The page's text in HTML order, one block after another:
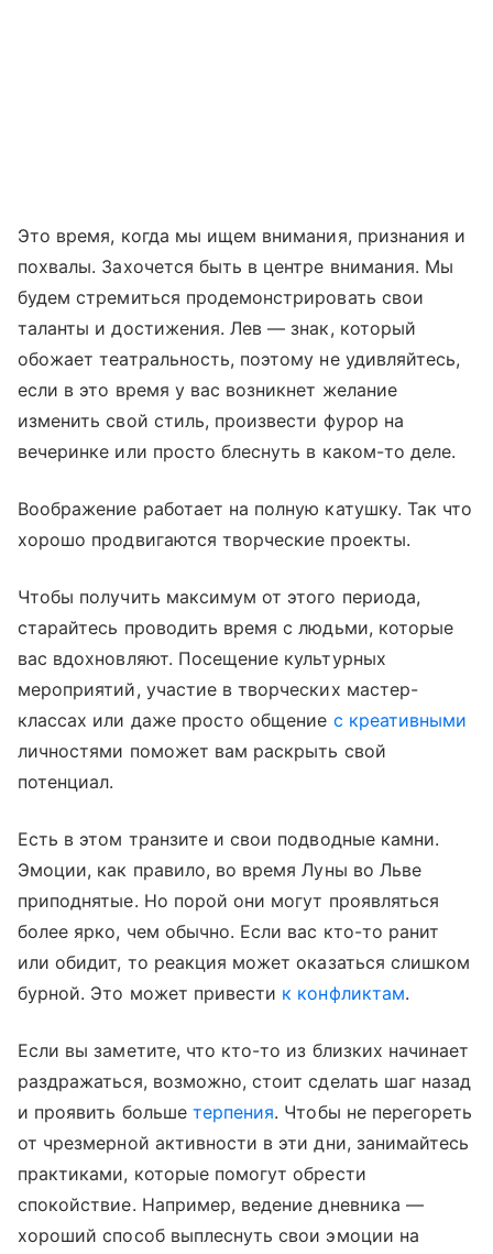
Это время, когда мы ищем внимания, признания и
похвалы. Захочется быть в центре внимания. Мы
будем стремиться продемонстрировать свои
таланты и достижения. Лев — знак, который
обожает театральность, поэтому не удивляйтесь,
если в это время у вас возникнет желание
изменить свой стиль, произвести фурор на
вечеринке или просто блеснуть в каком-то деле.
Воображение работает на полную катушку. Так что
хорошо продвигаются творческие проекты.
Чтобы получить максимум от этого периода,
старайтесь проводить время с людьми, которые
вас вдохновляют. Посещение культурных
мероприятий, участие в творческих мастер-
классах или даже просто общение с креативными
личностями поможет вам раскрыть свой
потенциал.
Есть в этом транзите и свои подводные камни.
Эмоции, как правило, во время Луны во Льве
приподнятые. Но порой они могут проявляться
более ярко, чем обычно. Если вас кто-то ранит
или обидит, то реакция может оказаться слишком
бурной. Это может привести к конфликтам.
Если вы заметите, что кто-то из близких начинает
раздражаться, возможно, стоит сделать шаг назад
и проявить больше терпения. Чтобы не перегореть
от чрезмерной активности в эти дни, занимайтесь
практиками, которые помогут обрести
спокойствие. Например, ведение дневника —
хороший способ выплеснуть свои эмоции на